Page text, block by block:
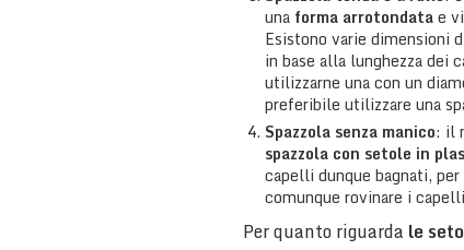
una forma arrotondatae
Esistono varie dimensioni
in base alla lunghezza dei
utilizzarne una con un
preferibile utilizzare una
Spazzola senza manico: il
spazzola con setole in
capelli dunque bagnati,
comunque rovinare i
Per quanto riguarda le